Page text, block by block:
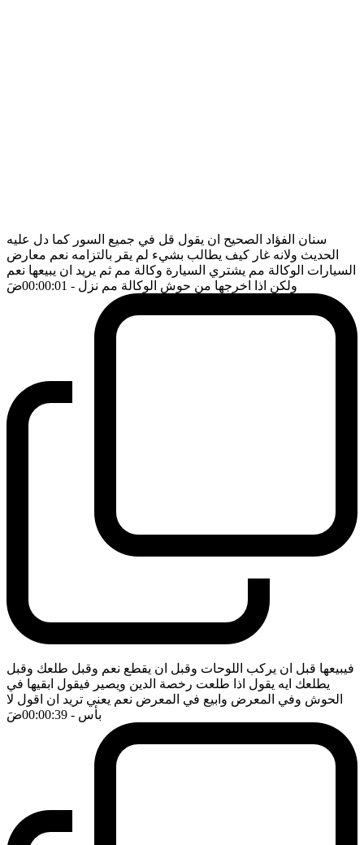
سنان الفؤاد الصحيح ان يقول قل في جميع السور كما دل عليه
الحديث ولانه غار كيف يطالب بشيء لم يقر بالتزامه نعم معارض
السيارات الوكالة مم يشتري السيارة وكالة مم ثم يريد ان يبيعها نعم
ولكن اذا اخرجها من حوش الوكالة مم نزل - 00:00:01 ضَ
فيبيعها قبل ان يركب اللوحات وقبل ان يقطع نعم وقبل طلعك وقبل
يطلعك ايه يقول اذا طلعت رخصة الدين ويصير فيقول ابقيها في
الحوش وفي المعرض وابيع في المعرض نعم يعني تريد ان اقول لا
بأس - 00:00:39 ضَ